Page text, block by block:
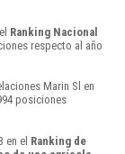
Ranking Nacional
respecto al año
Marin Sl en
posiciones
en el Ranking de